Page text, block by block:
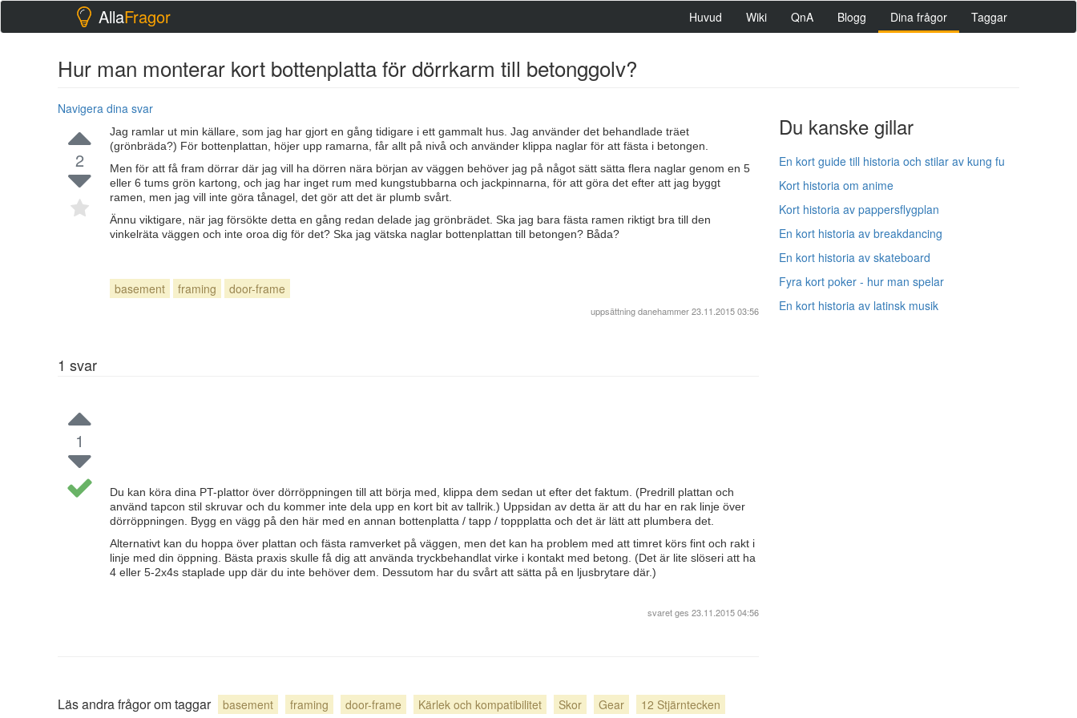
AllaFragor Huvud Wiki QnA Blogg Dina frågor Taggar
Hur man monterar kort bottenplatta för dörrkarm till betonggolv?
Navigera dina svar
Du kanske gillar
En kort guide till historia och stilar av kung fu
Kort historia om anime
Kort historia av pappersflygplan
En kort historia av breakdancing
En kort historia av skateboard
Fyra kort poker - hur man spelar
En kort historia av latinsk musik
2
Jag ramlar ut min källare, som jag har gjort en gång tidigare i ett gammalt hus. Jag använder det behandlade träet
(grönbräda?) För bottenplattan, höjer upp ramarna, får allt på nivå och använder klippa naglar för att fästa i betongen.
Men för att få fram dörrar där jag vill ha dörren nära början av väggen behöver jag på något sätt sätta flera naglar genom en 5
eller 6 tums grön kartong, och jag har inget rum med kungstubbarna och jackpinnarna, för att göra det efter att jag byggt
ramen, men jag vill inte göra tånagel, det gör att det är plumb svårt.
Ännu viktigare, när jag försökte detta en gång redan delade jag grönbrädet. Ska jag bara fästa ramen riktigt bra till den
vinkelräta väggen och inte oroa dig för det? Ska jag vätska naglar bottenplattan till betongen? Båda?
basement framing door-frame
uppsättningdanehammer23.11.2015 03:56
1 svar
1
Du kan köra dina PT-plattor över dörröppningen till att börja med, klippa dem sedan ut efter det faktum. (Predrill plattan och
använd tapcon stil skruvar och du kommer inte dela upp en kort bit av tallrik.) Uppsidan av detta är att du har en rak linje över
dörröppningen. Bygg en vägg på den här med en annan bottenplatta / tapp / toppplatta och det är lätt att plumbera det.
Alternativt kan du hoppa över plattan och fästa ramverket på väggen, men det kan ha problem med att timret körs fint och rakt i
linje med din öppning. Bästa praxis skulle få dig att använda tryckbehandlat virke i kontakt med betong. (Det är lite slöseri att ha
4 eller 5-2x4s staplade upp där du inte behöver dem. Dessutom har du svårt att sätta på en ljusbrytare där.)
svaret ges 23.11.2015 04:56
Läs andra frågor om taggar basement framing door-frame Kärlek och kompatibilitet Skor Gear 12 Stjärntecken